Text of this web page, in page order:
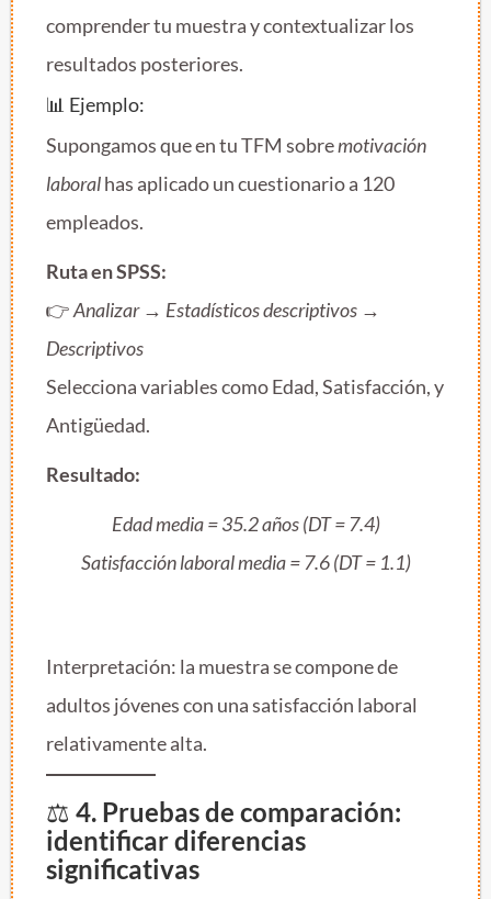
comprender tu muestra y contextualizar los
resultados posteriores.
📊 Ejemplo:
Supongamos que en tu TFM sobremotivación
laboralhas aplicado un cuestionario a 120
empleados.
Ruta en SPSS:
👉Analizar → Estadísticos descriptivos →
Descriptivos
Selecciona variables como Edad, Satisfacción, y
Antigüedad.
Resultado:
Edad media = 35.2 años (DT = 7.4)
Satisfacción laboral media = 7.6 (DT = 1.1)
Interpretación: la muestra se compone de
adultos jóvenes con una satisfacción laboral
relativamente alta.
⚖️4. Pruebas de comparación:
identificar diferencias
significativas